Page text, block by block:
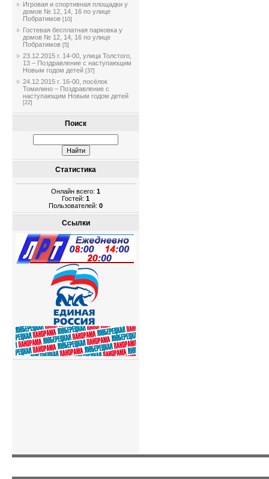
Игровая и спортивная площадки у
домов № 12, 14, 16 по улице
Побратимов [10]
Гостевая бесплатная парковка у
домов № 12, 14, 16 по улице
Побратимов [5]
23.12.2015 г. 14-00, улица Толстого,
13 – Поздравление с наступающим
Новым годом детей [37]
24.12.2015 г. 16-00, посёлок
Томилино – Поздравление с
наступающим Новым годом детей
[22]
Поиск
Статистика
Онлайн всего: 1
Гостей: 1
Пользователей: 0
Ссылки